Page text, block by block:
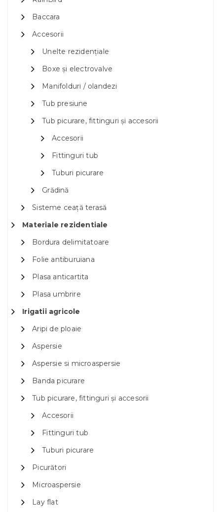
Baccara
Accesorii
Unelte rezidențiale
Boxe și electrovalve
Manifolduri / olandezi
Tub presiune
Tub picurare, fittinguri și accesorii
Accesorii
Fittinguri tub
Tuburi picurare
Grădină
Sisteme ceață terasă
Materiale rezidentiale
Bordura delimitatoare
Folie antiburuiana
Plasa anticartita
Plasa umbrire
Irigatii agricole
Aripi de ploaie
Aspersie
Aspersie si microaspersie
Banda picurare
Tub picurare, fittinguri și accesorii
Accesorii
Fittinguri tub
Tuburi picurare
Picurători
Microaspersie
Lay flat